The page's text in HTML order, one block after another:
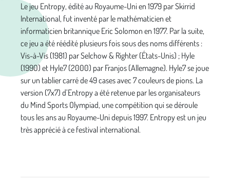
Le jeu Entropy, édité au Royaume-Uni en 1979 par Skirrid
International, fut inventé par le mathématicien et
informaticien britannique Eric Solomon en 1977. Par la suite,
ce jeu a été réédité plusieurs fois sous des noms différents :
Vis-à-Vis (1981) par Selchow & Righter (États-Unis) ; Hyle
(1990) et Hyle7 (2000) par Franjos (Allemagne). Hyle7 se joue
sur un tablier carré de 49 cases avec 7 couleurs de pions. La
version (7x7) d’Entropy a été retenue par les organisateurs
du Mind Sports Olympiad, une compétition qui se déroule
tous les ans au Royaume-Uni depuis 1997. Entropy est un jeu
très apprécié à ce festival international.